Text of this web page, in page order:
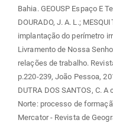
Bahia. GEOUSP Espaço E
DOURADO, J. A. L.;
implantação do perímetro
Livramento de Nossa
relações de trabalho.
p.220-239, João Pessoa,
DUTRA DOS SANTOS, C.
Norte: processo de
Mercator - Revista de